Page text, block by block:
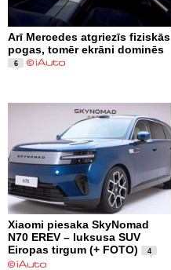
Arī Mercedes atgriezīs fiziskās
pogas, tomēr ekrāni dominēs
6
Xiaomi piesaka SkyNomad
N70 EREV – luksusa SUV
Eiropas tirgum (+ FOTO)
4